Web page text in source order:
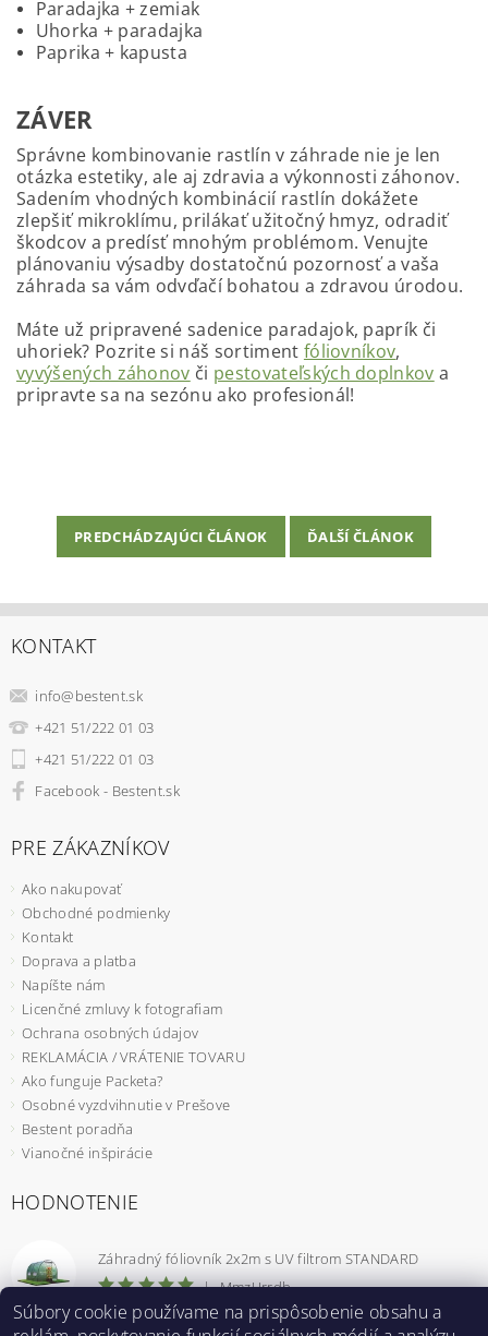
Paradajka + zemiak
Uhorka + paradajka
Paprika + kapusta
ZÁVER
Správne kombinovanie rastlín v záhrade nie je len
otázka estetiky, ale aj zdravia a výkonnosti záhonov.
Sadením vhodných kombinácií rastlín dokážete
zlepšiť mikroklímu, prilákať užitočný hmyz, odradiť
škodcov a predísť mnohým problémom. Venujte
plánovaniu výsadby dostatočnú pozornosť a vaša
záhrada sa vám odvďačí bohatou a zdravou úrodou.
Máte už pripravené sadenice paradajok, paprík či
uhoriek? Pozrite si náš sortiment fóliovníkov,
vyvýšených záhonov či pestovateľských doplnkov a
pripravte sa na sezónu ako profesionál!
PREDCHÁDZAJÚCI ČLÁNOK ĎALŠÍ ČLÁNOK
KONTAKT
info@bestent.sk
+421 51/222 01 03
+421 51/222 01 03
Facebook - Bestent.sk
PRE ZÁKAZNÍKOV
Ako nakupovať
Obchodné podmienky
Kontakt
Doprava a platba
Napíšte nám
Licenčné zmluvy k fotografiam
Ochrana osobných údajov
REKLAMÁCIA / VRÁTENIE TOVARU
Ako funguje Packeta?
Osobné vyzdvihnutie v Prešove
Bestent poradňa
Vianočné inšpirácie
HODNOTENIE
Záhradný fóliovník 2x2m s UV filtrom STANDARD
| MmzHrrdb
1
Súbory cookie používame na prispôsobenie obsahu a